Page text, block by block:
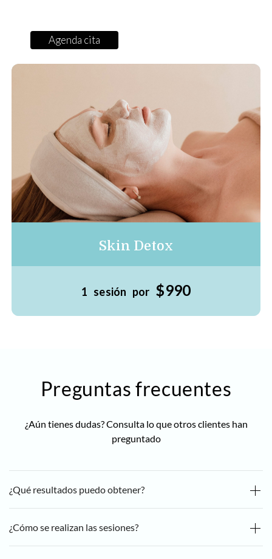
Skin Detox
1 sesión por $990
Agenda cita
Preguntas frecuentes
¿Aún tienes dudas? Consulta lo que otros clientes han
preguntado
¿Qué resultados puedo obtener?
Piel limpia y libre de impurezas
¿Cómo se realizan las sesiones?